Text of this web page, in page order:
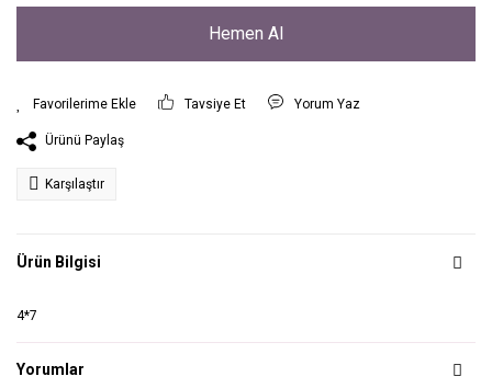
Hemen Al
Tavsiye Et Yorum Yaz
Ürünü Paylaş
Karşılaştır
Ürün Bilgisi
4*7
Yorumlar